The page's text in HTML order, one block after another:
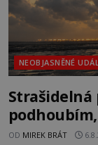
NEOBJASNĚNÉ
Strašidelná
OD MIREK BRÁT